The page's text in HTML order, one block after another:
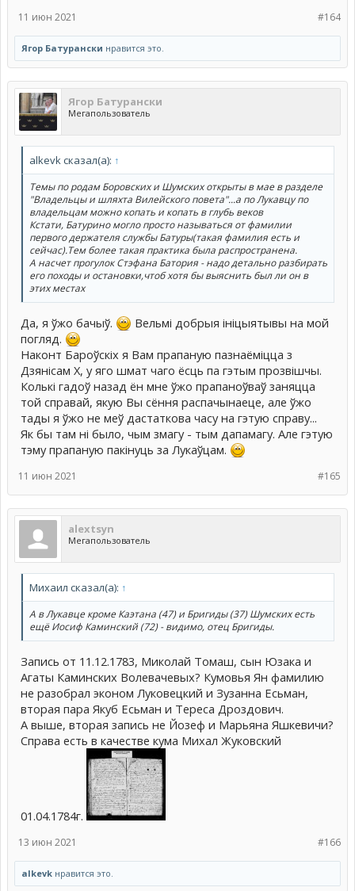
#164
11 июн 2021
Ягор Батурански нравится это.
Ягор Батурански
Мегапользователь
alkevk сказал(а): ↑
Темы по родам Боровских и Шумских открыты в мае в разделе
"Владельцы и шляхта Вилейского повета"...а по Лукавцу по
владельцам можно копать и копать в глубь веков
Кстати, Батурино могло просто называться от фамилии
первого держателя службы Батуры(такая фамилия есть и
сейчас).Тем более такая практика была распространена.
А насчет прогулок Стэфана Батория - надо детально разбирать
его походы и остановки,чтоб хотя бы выяснить был ли он в
этих местах
Да, я ўжо бачыў.
Вельмі добрыя ініцыятывы на мой
погляд.
Наконт Бароўскіх я Вам прапаную пазнаёміцца з
Дзянісам Х, у яго шмат чаго ёсць па гэтым прозвішчы.
Колькі гадоў назад ён мне ўжо прапаноўваў заняцца
той справай, якую Вы сёння распачынаеце, але ўжо
тады я ўжо не меў дастаткова часу на гэтую справу...
Як бы там ні было, чым змагу - тым дапамагу. Але гэтую
тэму прапаную пакінуць за Лукаўцам.
#165
11 июн 2021
alextsyn
Мегапользователь
Михаил сказал(а): ↑
А в Лукавце кроме Каэтана (47) и Бригиды (37) Шумских есть
ещё Иосиф Каминский (72) - видимо, отец Бригиды.
Запись от 11.12.1783, Миколай Томаш, сын Юзака и
Агаты Каминских Волевачевых? Кумовья Ян фамилию
не разобрал эконом Луковецкий и Зузанна Есьман,
вторая пара Якуб Есьман и Тереса Дроздович.
А выше, вторая запись не Йозеф и Марьяна Яшкевичи?
Справа есть в качестве кума Михал Жуковский
01.04.1784г.
#166
13 июн 2021
alkevk нравится это.